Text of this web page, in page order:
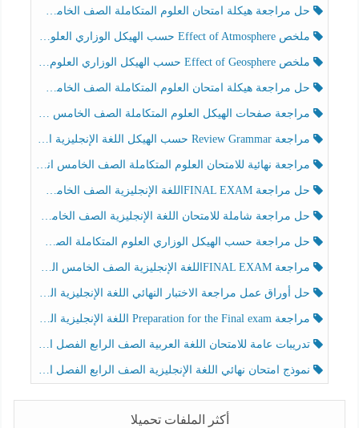
حل مراجعة هيكلة امتحان العلوم المتكاملة الصف الخامس انسبير الفصل الثالث
ملخص Effect of Atmosphere حسب الهيكل الوزاري العلوم المتكاملة الصف الخامس انسبير الفصل الثالث
ملخص Effect of Geosphere حسب الهيكل الوزاري العلوم المتكاملة الصف الخامس انسبير الفصل الثالث
حل مراجعة هيكلة امتحان العلوم المتكاملة الصف الخامس عام الفصل الثالث
مراجعة صفحات الهيكل العلوم المتكاملة الصف الخامس انسبير الفصل الثالث
مراجعة Review Grammar حسب الهيكل اللغة الإنجليزية الصف الخامس الفصل الثالث
مراجعة نهائية للامتحان العلوم المتكاملة الصف الخامس انسبير الفصل الثالث
حل مراجعة FINAL EXAMاللغة الإنجليزية الصف الخامس الفصل الثالث
حل مراجعة شاملة للامتحان اللغة الإنجليزية الصف الخامس الفصل الثالث
حل مراجعة حسب الهيكل الوزاري العلوم المتكاملة الصف الخامس عام الفصل الثالث
مراجعة FINAL EXAMاللغة الإنجليزية الصف الخامس الفصل الثالث
حل أوراق عمل مراجعة الاختبار النهائي اللغة الإنجليزية الصف الرابع الفصل الثالث
مراجعة Preparation for the Final exam اللغة الإنجليزية الصف الرابع الفصل الثالث
تدريبات عامة للامتحان اللغة العربية الصف الرابع الفصل الثالث
نموذج امتحان نهائي اللغة الإنجليزية الصف الرابع الفصل الثالث
أكثر الملفات تحميلا